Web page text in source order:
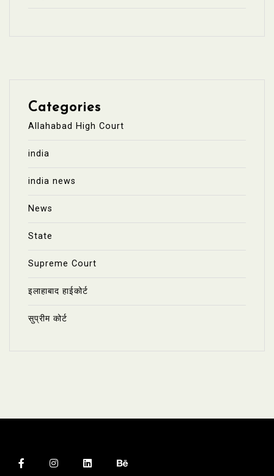
Categories
Allahabad High Court
india
india news
News
State
Supreme Court
इलाहाबाद हाईकोर्ट
सुप्रीम कोर्ट